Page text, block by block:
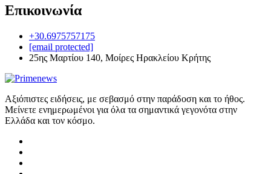
Επικοινωνία
+30.6975757175
[email protected]
25ης Μαρτίου 140, Μοίρες Ηρακλείου Κρήτης
Αξιόπιστες ειδήσεις, με σεβασμό στην παράδοση και το ήθος.
Μείνετε ενημερωμένοι για όλα τα σημαντικά γεγονότα στην
Ελλάδα και τον κόσμο.